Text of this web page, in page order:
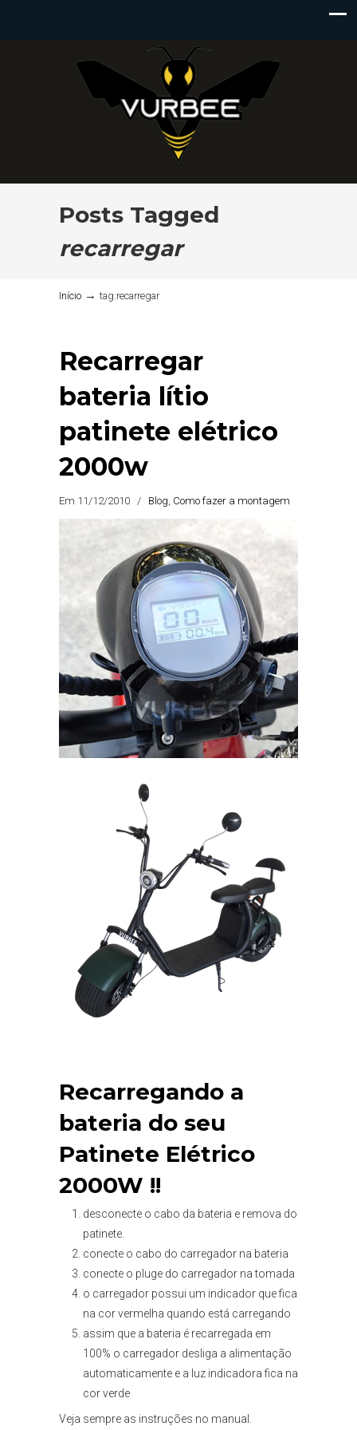
Posts Tagged
recarregar
Início → tag:recarregar
Recarregar
bateria lítio
patinete elétrico
2000w
Em 11/12/2010 / Blog, Como fazer a montagem
Recarregando a
bateria do seu
Patinete Elétrico
2000W !!
desconecte o cabo da bateria e remova do
patinete.
conecte o cabo do carregador na bateria
conecte o pluge do carregador na tomada
o carregador possui um indicador que fica
na cor vermelha quando está carregando
assim que a bateria é recarregada em
100% o carregador desliga a alimentação
automaticamente e a luz indicadora fica na
cor verde
Veja sempre as instruções no manual.